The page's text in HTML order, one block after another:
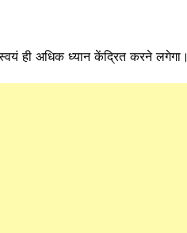
अधिक ध्यान केंद्रित करने